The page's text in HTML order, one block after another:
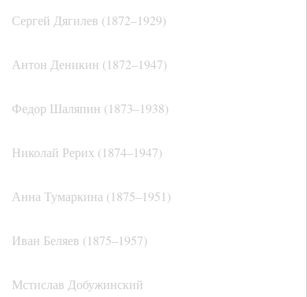
Сергей Дягилев (1872–1929)
Антон Деникин (1872–1947)
Федор Шаляпин (1873–1938)
Николай Рерих (1874–1947)
Анна Тумаркина (1875–1951)
Иван Беляев (1875–1957)
Мстислав Добужинский